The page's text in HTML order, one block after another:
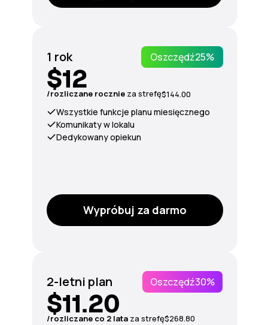
1 rok Oszczędź25%
$12
/rozliczane rocznie za strefę$144.00
Wszystkie funkcje planu miesięcznego
Komunikaty w lokalu
Dedykowany opiekun
Wypróbuj za darmo
2-letni plan Oszczędź30%
$11.20
/rozliczane co 2 lata za strefę$268.80